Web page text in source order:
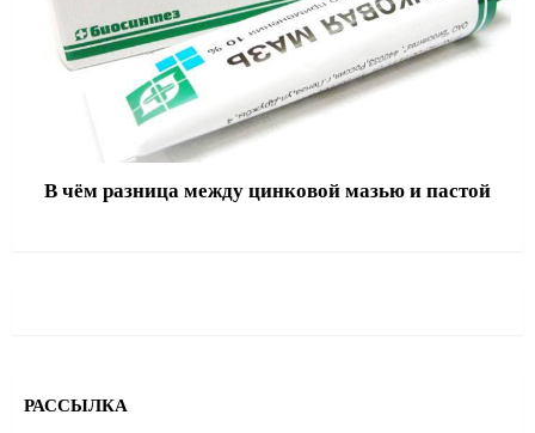
В чём разница между цинковой мазью и пастой
РАССЫЛКА